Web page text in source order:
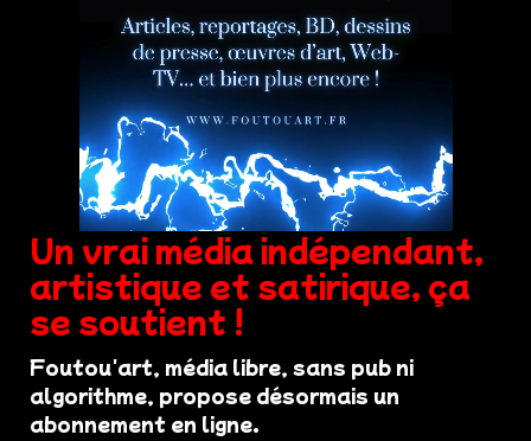
Un vrai média indépendant,
artistique et satirique, ça
se soutient !
Foutou'art, média libre, sans pub ni
algorithme, propose désormais un
abonnement en ligne.